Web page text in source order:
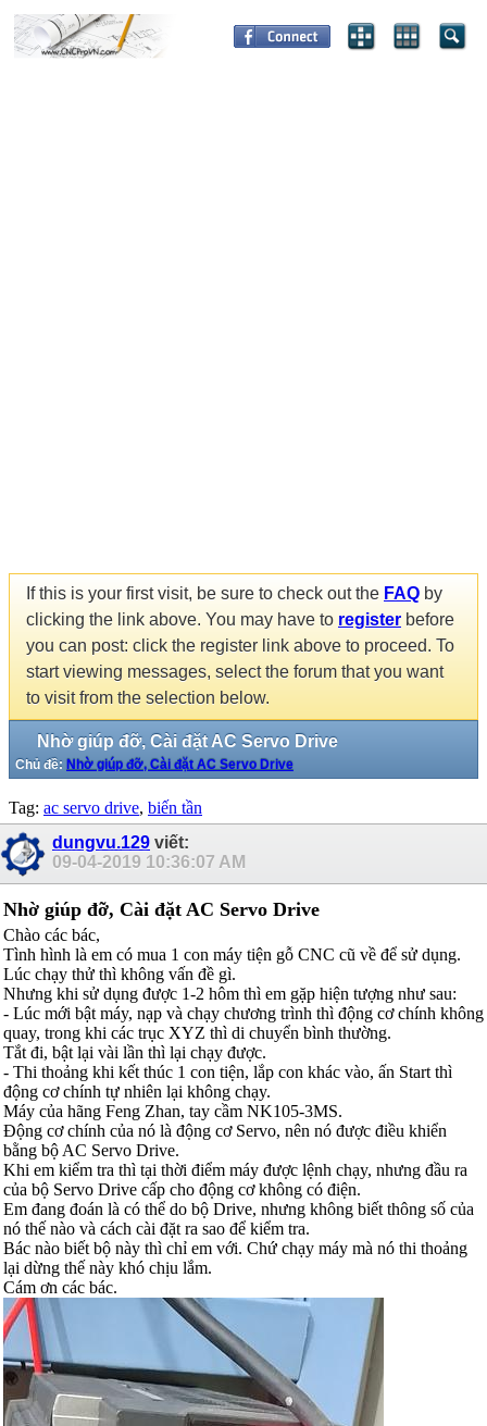
If this is your first visit, be sure to check out the FAQ by
clicking the link above. You may have to register before
you can post: click the register link above to proceed. To
start viewing messages, select the forum that you want
to visit from the selection below.
Nhờ giúp đỡ, Cài đặt AC Servo Drive
Chủ đề: Nhờ giúp đỡ, Cài đặt AC Servo Drive
Tag: ac servo drive, biến tần
dungvu.129 viết:
09-04-2019 10:36:07 AM
Nhờ giúp đỡ, Cài đặt AC Servo Drive
Chào các bác,
Tình hình là em có mua 1 con máy tiện gỗ CNC cũ về để sử dụng.
Lúc chạy thử thì không vấn đề gì.
Nhưng khi sử dụng được 1-2 hôm thì em gặp hiện tượng như sau:
- Lúc mới bật máy, nạp và chạy chương trình thì động cơ chính không
quay, trong khi các trục XYZ thì di chuyển bình thường.
Tắt đi, bật lại vài lần thì lại chạy được.
- Thi thoảng khi kết thúc 1 con tiện, lắp con khác vào, ấn Start thì
động cơ chính tự nhiên lại không chạy.
Máy của hãng Feng Zhan, tay cầm NK105-3MS.
Động cơ chính của nó là động cơ Servo, nên nó được điều khiển
bằng bộ AC Servo Drive.
Khi em kiểm tra thì tại thời điểm máy được lệnh chạy, nhưng đầu ra
của bộ Servo Drive cấp cho động cơ không có điện.
Em đang đoán là có thể do bộ Drive, nhưng không biết thông số của
nó thế nào và cách cài đặt ra sao để kiểm tra.
Bác nào biết bộ này thì chỉ em với. Chứ chạy máy mà nó thi thoảng
lại dừng thế này khó chịu lắm.
Cám ơn các bác.